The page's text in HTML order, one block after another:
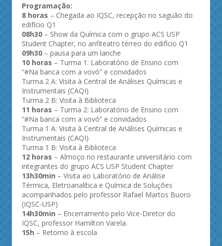
Programação:
8 horas – Chegada ao IQSC, recepção no saguão do
edifício Q1
08h30 – Show da Química com o grupo ACS USP
Student Chapter, no anfiteatro térreo do edifício Q1
09h30 – pausa para um lanche
10 horas – Turma 1: Laboratório de Ensino com
“#Na banca com a vovó” e convidados
Turma 2 A: Visita à Central de Análises Químicas e
Instrumentais (CAQI)
Turma 2 B: Visita à Biblioteca
11 horas – Turma 2: Laboratório de Ensino com
“#Na banca com a vovó” e convidados
Turma 1 A: Visita à Central de Análises Químicas e
Instrumentais (CAQI)
Turma 1 B: Visita à Biblioteca
12 horas – Almoço no restaurante universitário com
integrantes do grupo ACS USP Student Chapter
13h30min – Visita ao Laboratório de Análise
Térmica, Eletroanalítica e Química de Soluções
acompanhados pelo professor Rafael Martos Buoro
(IQSC-USP)
14h30min – Encerramento pelo Vice-Diretor do
IQSC, professor Hamilton Varela.
15h – Retorno à escola